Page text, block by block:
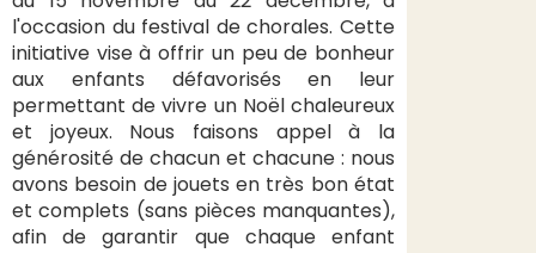
l'occasion du festival de chorales. Cette
initiative vise à offrir un peu de bonheur
aux enfants défavorisés en leur
permettant de vivre un Noël chaleureux
et joyeux. Nous faisons appel à la
générosité de chacun et chacune : nous
avons besoin de jouets en très bon état
et complets (sans pièces manquantes),
afin de garantir que chaque enfant